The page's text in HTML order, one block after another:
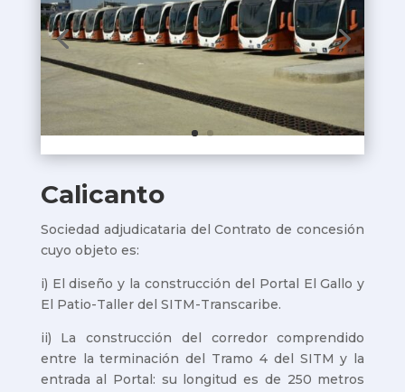
Calicanto
Sociedad adjudicataria del Contrato de concesión
cuyo objeto es:
i) El diseño y la construcción del Portal El Gallo y
El Patio-Taller del SITM-Transcaribe.
ii) La construcción del corredor comprendido
entre la terminación del Tramo 4 del SITM y la
entrada al Portal: su longitud es de 250 metros